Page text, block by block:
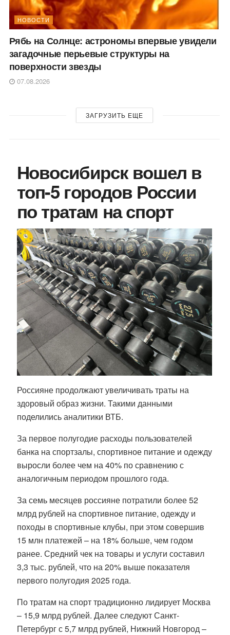
НОВОСТИ
Рябь на Солнце: астрономы впервые увидели
загадочные перьевые структуры на
поверхности звезды
07.08.2026
ЗАГРУЗИТЬ ЕЩЕ
Новосибирск вошел в
топ-5 городов России
по тратам на спорт
Россияне продолжают увеличивать траты на
здоровый образ жизни. Такими данными
поделились аналитики ВТБ.
За первое полугодие расходы пользователей
банка на спортзалы, спортивное питание и одежду
выросли более чем на 40% по сравнению с
аналогичным периодом прошлого года.
За семь месяцев россияне потратили более 52
млрд рублей на спортивное питание, одежду и
походы в спортивные клубы, при этом совершив
15 млн платежей – на 18% больше, чем годом
ранее. Средний чек на товары и услуги составил
3,3 тыс. рублей, что на 20% выше показателя
первого полугодия 2025 года.
По тратам на спорт традиционно лидирует Москва
– 15,9 млрд рублей. Далее следуют Санкт-
Петербург с 5,7 млрд рублей, Нижний Новгород –